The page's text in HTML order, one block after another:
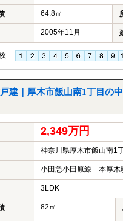
64.8㎡
2005年11月
建｜厚木市飯山南1丁目の
2,349万円
神奈川県厚木市飯山南1
小田急小田原線 本厚
3LDK
82㎡